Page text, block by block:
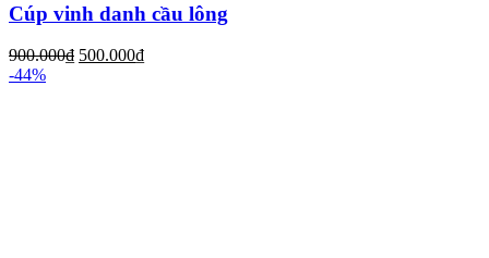
Cúp vinh danh cầu lông
900.000₫ 500.000₫
-44%